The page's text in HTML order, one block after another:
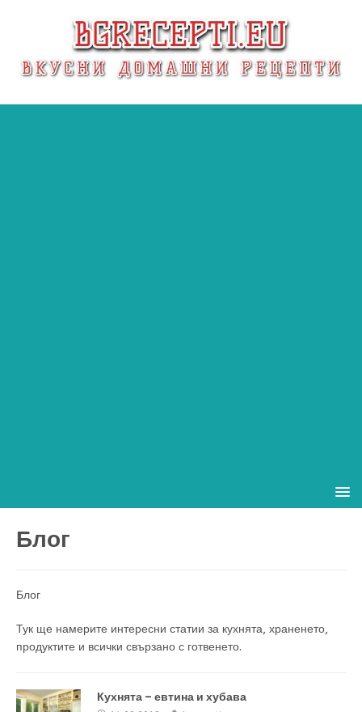
Блог
Блог
Тук ще намерите интересни статии за кухнята, храненето,
продуктите и всички свързано с готвенето.
Кухнята – евтина и хубава